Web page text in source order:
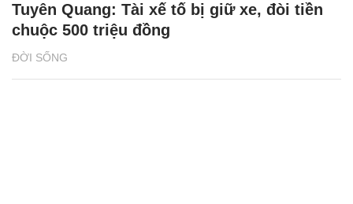
ĐỜI SỐNG
Tuyên Quang: Tài xế tố bị giữ xe, đòi tiền
chuộc 500 triệu đồng